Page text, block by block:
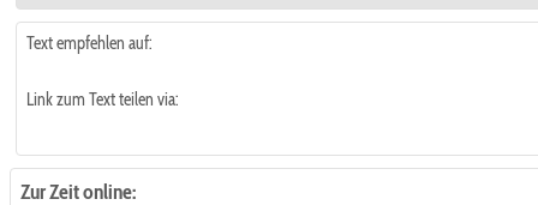
Text empfehlen auf:
Link zum Text teilen via:
Zur Zeit online: